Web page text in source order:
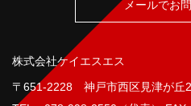
メールでお
株式会社ケイエスエス
〒651-2228 神戸市西区見津が丘